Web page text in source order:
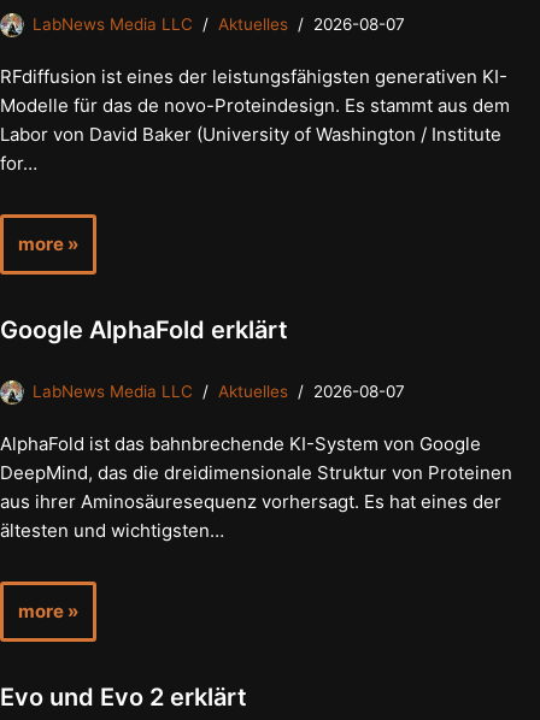
LabNews Media LLC Aktuelles 2026-08-07
RFdiffusion ist eines der leistungsfähigsten generativen KI-
Modelle für das de novo-Proteindesign. Es stammt aus dem
Labor von David Baker (University of Washington / Institute
for…
more »
Google AlphaFold erklärt
LabNews Media LLC Aktuelles 2026-08-07
AlphaFold ist das bahnbrechende KI-System von Google
DeepMind, das die dreidimensionale Struktur von Proteinen
aus ihrer Aminosäuresequenz vorhersagt. Es hat eines der
ältesten und wichtigsten…
more »
Evo und Evo 2 erklärt